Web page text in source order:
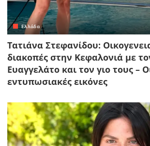
Ελλάδα
Τατιάνα Στεφανίδου:
διακοπές στην Κεφαλονιά με
Ευαγγελάτο και τον γιο τους –
εντυπωσιακές εικόνες